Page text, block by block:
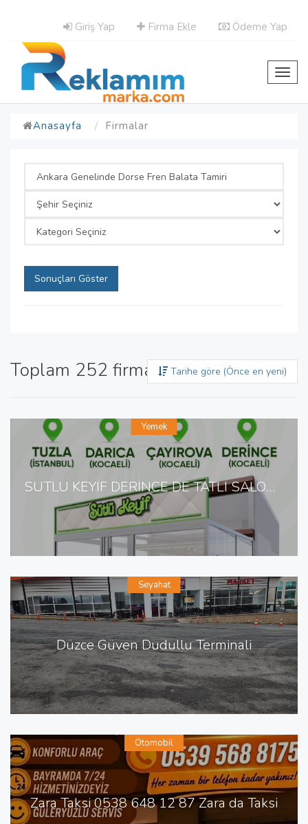
Giriş Yap Firma Ekle Ödeme Yap
Anasayfa Firmalar
Sonuçları Göster
Toplam 252 firma bulunduTarihe göre (Önce en yeni)
SÜTLÜ KEYİF DERİNCE DE TATLI SALONU
Yemek
Düzce Güven Dudullu Terminali
Seyahat
Zara Taksi 0538 648 12 87 Zara da Taksi
Otomobil